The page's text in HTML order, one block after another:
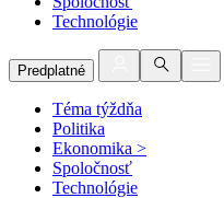
Technológie
Predplatné
Téma týždňa
Politika
Ekonomika >
Spoločnosť
Technológie